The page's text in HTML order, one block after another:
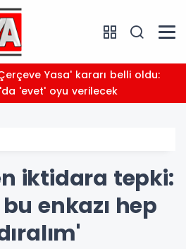
'evet' oyu verilecek
iktidara tepki:
enkazı hep